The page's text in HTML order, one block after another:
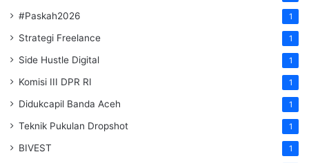
#Paskah2026 1
Strategi Freelance 1
Side Hustle Digital 1
Komisi III DPR RI 1
Didukcapil Banda Aceh 1
Teknik Pukulan Dropshot 1
BIVEST 1